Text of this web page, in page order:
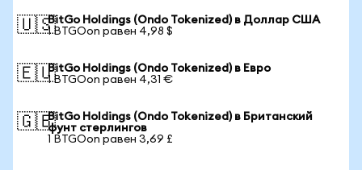
🇺🇸BitGo Holdings (Ondo Tokenized) в Доллар США
1 BTGOon равен 4,98 $
🇪🇺BitGo Holdings (Ondo Tokenized) в Евро
1 BTGOon равен 4,31 €
🇬🇧BitGo Holdings (Ondo Tokenized) в Британский
фунт стерлингов
1 BTGOon равен 3,69 £